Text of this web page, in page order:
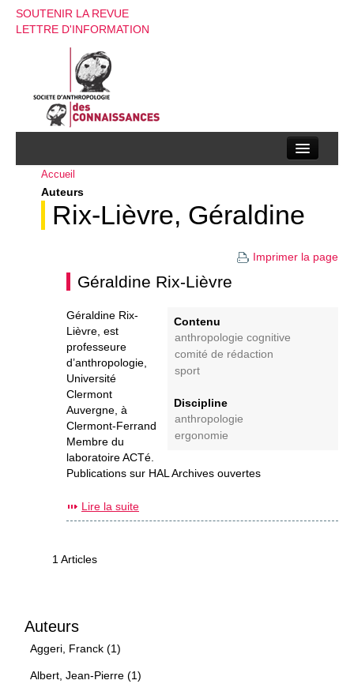
SOUTENIR LA REVUE
LETTRE D'INFORMATION
La société d’anthropologie des connaissances
La revue
Evenements
Accueil
Auteurs
Rix-Lièvre, Géraldine
Imprimer la page
Géraldine Rix-Lièvre
Contenu
anthropologie cognitive
comité de rédaction
sport
Discipline
anthropologie
ergonomie
Géraldine Rix-
Lièvre, est
professeure
d’anthropologie,
Université
Clermont
Auvergne, à
Clermont-Ferrand
Membre du
laboratoire ACTé.
Publications sur HAL Archives ouvertes
Lire la suite
1 Articles
Auteurs
Aggeri, Franck (1)
Albert, Jean-Pierre (1)